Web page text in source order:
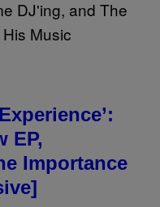
EP,
Importance